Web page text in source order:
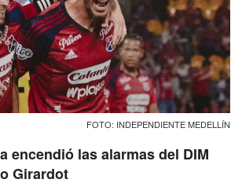
FOTO: INDEPENDIENTE MEDELLÍN
encendió las alarmas del DIM
Girardot